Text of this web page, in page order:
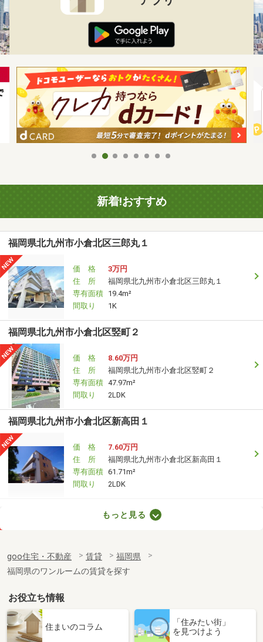
新着!おすすめ
福岡県北九州市小倉北区三郎丸１
価 格
3万円
住 所
福岡県北九州市小倉北区三郎丸１
専有面積 19.4m²
間取り
1K
福岡県北九州市小倉北区竪町２
価 格
8.60万円
住 所
福岡県北九州市小倉北区竪町２
専有面積 47.97m²
間取り
2LDK
福岡県北九州市小倉北区新高田１
価 格
7.60万円
住 所
福岡県北九州市小倉北区新高田１
専有面積 61.71m²
間取り
2LDK
福岡県北九州市戸畑区中原東３
専有面積
25.3m²
間取り
1K
福岡県北九州市小倉北区宇佐町１
価 格
5.50万円
福岡県北九州市小倉北区宇佐町１
もっと見る
goo住宅・不動産 賃貸
福岡県
福岡県のワンルームの賃貸を探す
お役立ち情報
住まいのコラム
「住みたい街」
を見つけよう